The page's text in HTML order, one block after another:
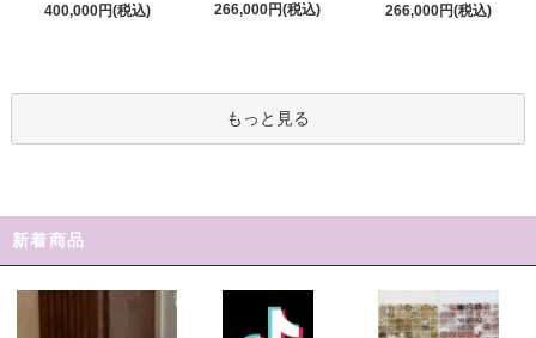
400,000円(税込)
266,000円(税込)
266,000円(税込)
もっと見る
新着商品